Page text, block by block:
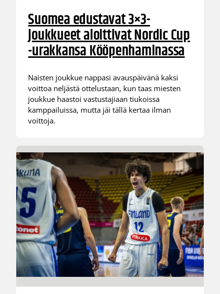
Suomea edustavat 3×3-
joukkueet aloittivat Nordic Cup
-urakkansa Kööpenhaminassa
Naisten joukkue nappasi avauspäivänä kaksi
voittoa neljästä ottelustaan, kun taas miesten
joukkue haastoi vastustajiaan tiukoissa
kamppailuissa, mutta jäi tällä kertaa ilman
voittoja.